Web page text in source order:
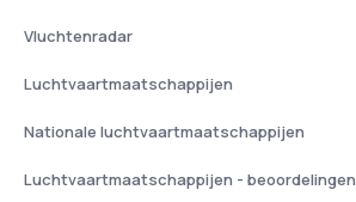
Vluchtenradar
Luchtvaartmaatschappijen
Nationale luchtvaartmaatschappijen
Luchtvaartmaatschappijen - beoordelingen